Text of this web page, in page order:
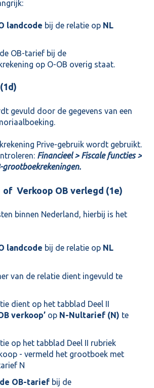
landcode bij de relatie op NL
OB-tarief bij de
op O-OB overig staat.
gevuld door de gegevens van een
Prive-gebruik wordt gebruikt.
Financieel > Fiscale functies >
grootboekrekeningen.
Verkoop OB verlegd (1e)
binnen Nederland, hierbij is het
landcode bij de relatie op NL
van de relatie dient ingevuld te
dient op het tabblad Deel II
verkoop’ op N-Nultarief (N) te
op het tabblad Deel II rubriek
- vermeld het grootboek met
N
OB-tarief bij de